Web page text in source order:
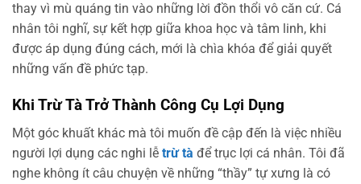
thay vì mù quáng tin vào những lời đồn thổi vô căn cứ. Cá
nhân tôi nghĩ, sự kết hợp giữa khoa học và tâm linh, khi
được áp dụng đúng cách, mới là chìa khóa để giải quyết
những vấn đề phức tạp.
Khi Trừ Tà Trở Thành Công Cụ Lợi Dụng
Một góc khuất khác mà tôi muốn đề cập đến là việc nhiều
người lợi dụng các nghi lễ trừ tà để trục lợi cá nhân. Tôi đã
nghe không ít câu chuyện về những “thầy” tự xưng là có